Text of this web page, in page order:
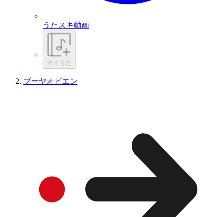
うたスキ動画
マイうた
ブーヤオビエン